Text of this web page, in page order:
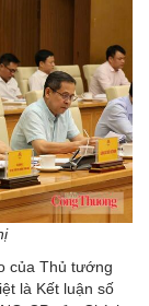
của Thủ tướng
là Kết luận số